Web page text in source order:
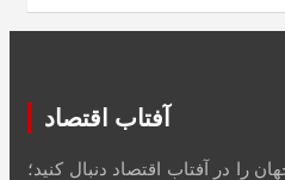
آفتاب اقتصاد
را در آفتاب اقتصاد دنبال کنید؛